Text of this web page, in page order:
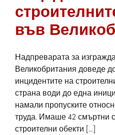
във
Надпреварата за
Великобритания доведе
инцидентите на
страна води до една
намали пропуските
труда. Имаше 42 смъртни
строителни обекти [...]